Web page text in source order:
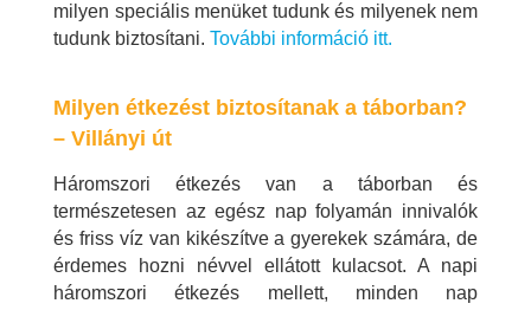
milyen speciális menüket tudunk és milyenek nem
tudunk biztosítani. További információ itt.
Milyen étkezést biztosítanak a táborban?
– Villányi út
Háromszori étkezés van a táborban és
természetesen az egész nap folyamán innivalók
és friss víz van kikészítve a gyerekek számára, de
érdemes hozni névvel ellátott kulacsot. A napi
háromszori étkezés mellett, minden nap